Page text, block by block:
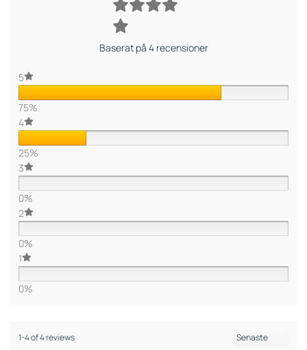
Baserat på 4 recensioner
5
75%
4
25%
3
0%
2
0%
1
0%
1-4 of 4 reviews